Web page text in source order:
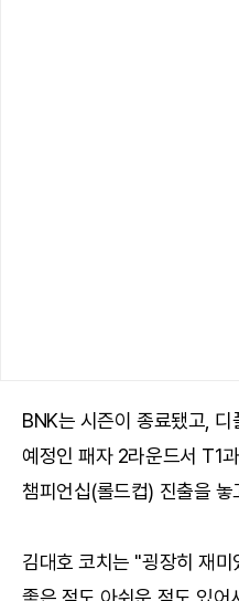
BNK는 시즌이 종료됐고,
예정인 패자 2라운드서 T1
챔피언십(롤드컵) 진출을 놓
김대호 코치는 "굉장히 재